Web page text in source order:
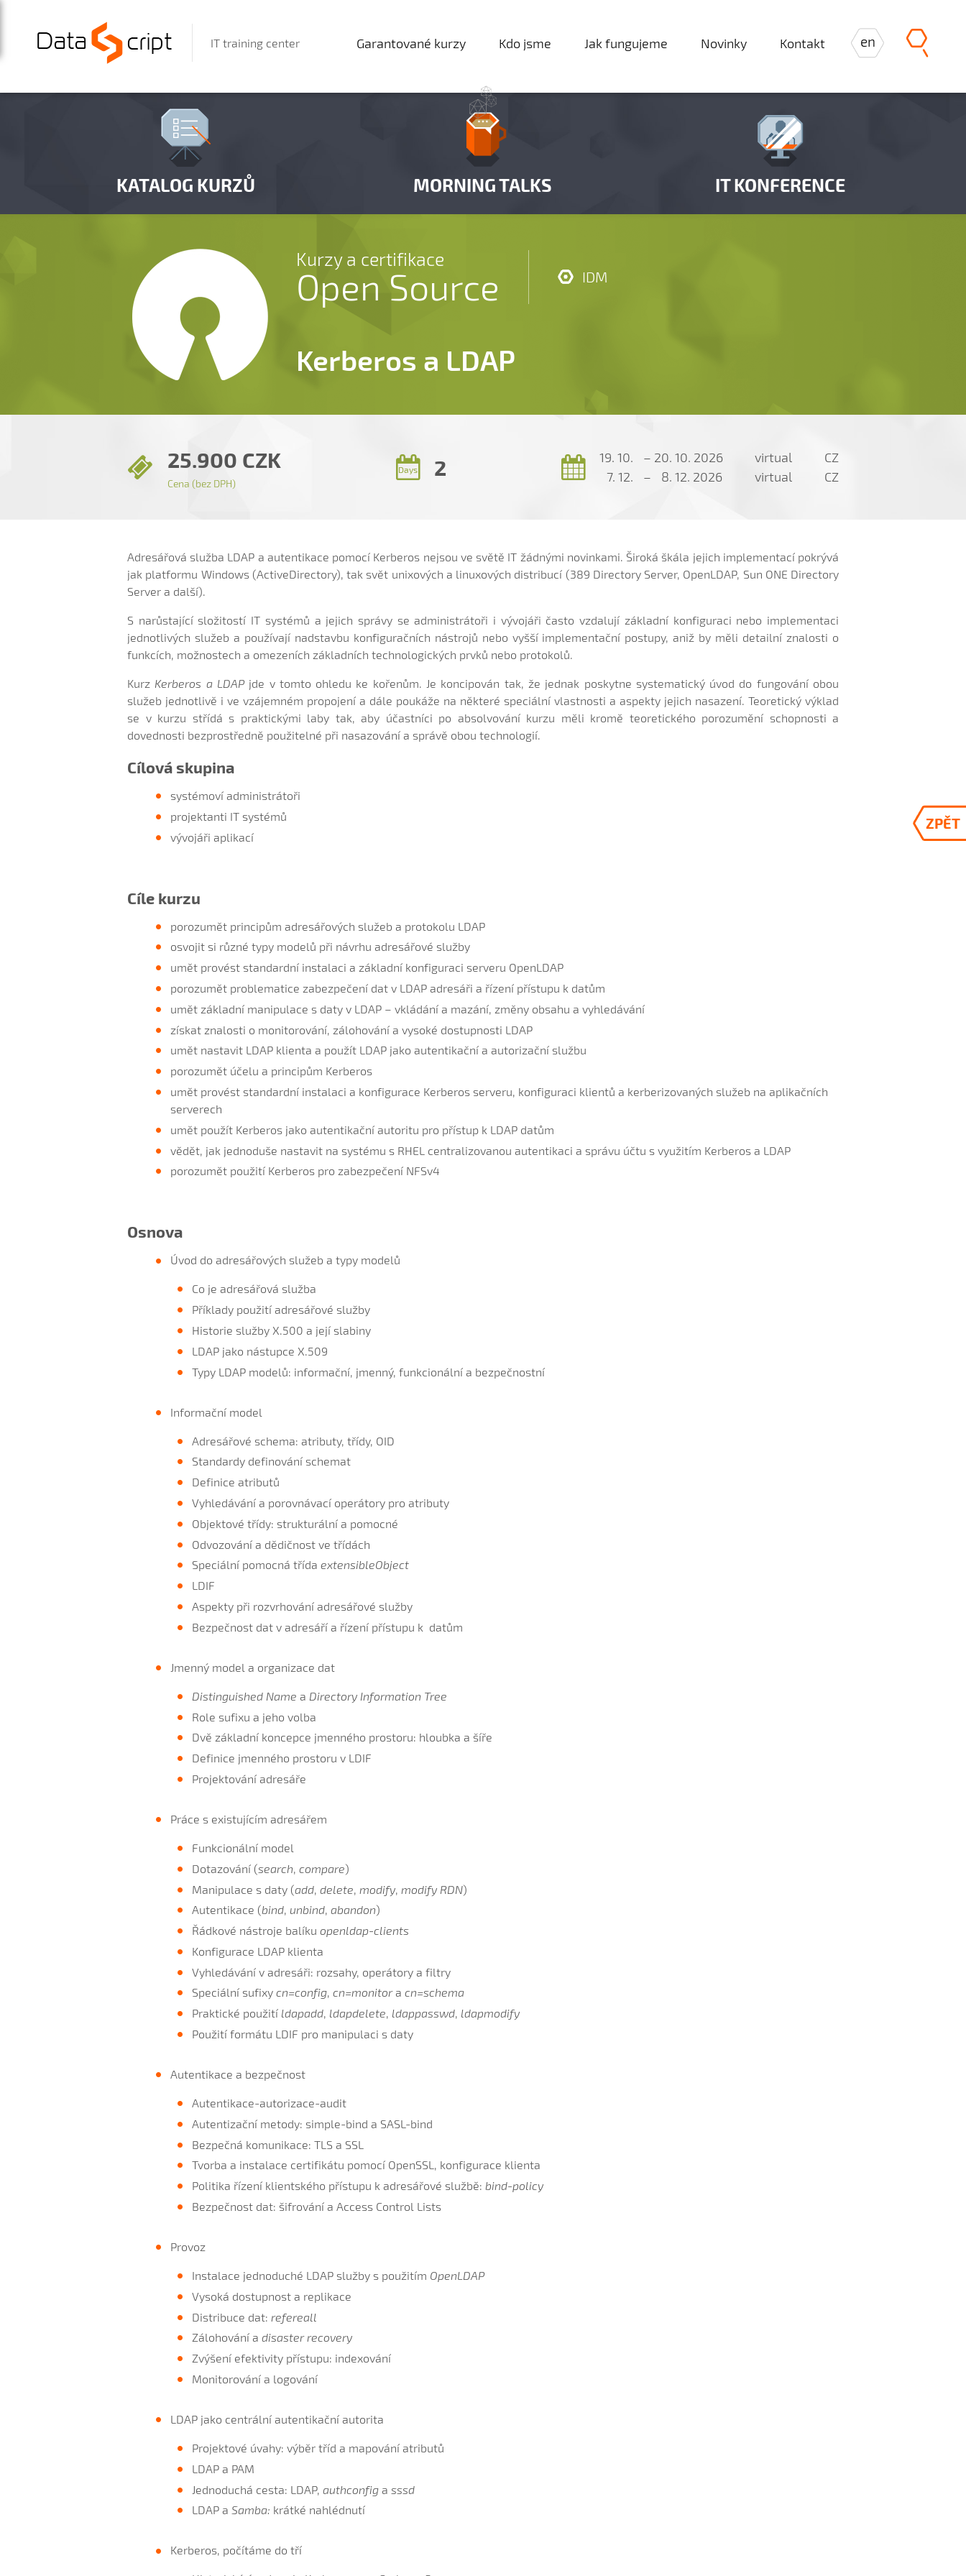
IT training center Garantované kurzy Kdo jsme Jak fungujeme Novinky Kontakt en
KATALOG KURZŮ MORNING TALKS IT KONFERENCE
Kurzy a certifikace
Open Source IDM
Kerberos a LDAP
25.900 CZK
Cena (bez DPH)
Days 2 19. 10. – 20. 10. 2026 virtual
CZ
7. 12.
– 8. 12. 2026 virtual CZ
ZPĚT
Adresářová služba LDAP a autentikace pomocí Kerberos nejsou ve světě IT žádnými novinkami. Široká škála jejich implementací pokrývá
jak platformu Windows (ActiveDirectory), tak svět unixových a linuxových distribucí (389 Directory Server, OpenLDAP, Sun ONE Directory
Server a další).
S narůstající složitostí IT systémů a jejich správy se administrátoři i vývojáři často vzdalují základní konfiguraci nebo implementaci
jednotlivých služeb a používají nadstavbu konfiguračních nástrojů nebo vyšší implementační postupy, aniž by měli detailní znalosti o
funkcích, možnostech a omezeních základních technologických prvků nebo protokolů.
Kurz Kerberos a LDAP jde v tomto ohledu ke kořenům. Je koncipován tak, že jednak poskytne systematický úvod do fungování obou
služeb jednotlivě i ve vzájemném propojení a dále poukáže na některé speciální vlastnosti a aspekty jejich nasazení. Teoretický výklad
se v kurzu střídá s praktickými laby tak, aby účastníci po absolvování kurzu měli kromě teoretického porozumění schopnosti a
dovednosti bezprostředně použitelné při nasazování a správě obou technologií.
Cílová skupina
systémoví administrátoři
projektanti IT systémů
vývojáři aplikací
Cíle kurzu
porozumět principům adresářových služeb a protokolu LDAP
osvojit si různé typy modelů při návrhu adresářové služby
umět provést standardní instalaci a základní konfiguraci serveru OpenLDAP
porozumět problematice zabezpečení dat v LDAP adresáři a řízení přístupu k datům
umět základní manipulace s daty v LDAP – vkládání a mazání, změny obsahu a vyhledávání
získat znalosti o monitorování, zálohování a vysoké dostupnosti LDAP
umět nastavit LDAP klienta a použít LDAP jako autentikační a autorizační službu
porozumět účelu a principům Kerberos
umět provést standardní instalaci a konfigurace Kerberos serveru, konfiguraci klientů a kerberizovaných služeb na aplikačních
serverech
umět použít Kerberos jako autentikační autoritu pro přístup k LDAP datům
vědět, jak jednoduše nastavit na systému s RHEL centralizovanou autentikaci a správu účtu s využitím Kerberos a LDAP
porozumět použití Kerberos pro zabezpečení NFSv4
Osnova
Úvod do adresářových služeb a typy modelů
Co je adresářová služba
Příklady použití adresářové služby
Historie služby X.500 a její slabiny
LDAP jako nástupce X.509
Typy LDAP modelů: informační, jmenný, funkcionální a bezpečnostní
Informační model
Adresářové schema: atributy, třídy, OID
Standardy definování schemat
Definice atributů
Vyhledávání a porovnávací operátory pro atributy
Objektové třídy: strukturální a pomocné
Odvozování a dědičnost ve třídách
Speciální pomocná třída extensibleObject
LDIF
Aspekty při rozvrhování adresářové služby
Bezpečnost dat v adresáří a řízení přístupu k datům
Jmenný model a organizace dat
Distinguished Name a Directory Information Tree
Role sufixu a jeho volba
Dvě základní koncepce jmenného prostoru: hloubka a šíře
Definice jmenného prostoru v LDIF
Projektování adresáře
Práce s existujícím adresářem
Funkcionální model
Dotazování (search compare)
Manipulace s daty (add delete modify modify RDN)
Autentikace (bind, unbind, abandon)
Řádkové nástroje balíku openldap-clients
Konfigurace LDAP klienta
Vyhledávání v adresáři: rozsahy, operátory a filtry
Speciální sufixy cn=config, cn=monitora cn=schema
Praktické použití ldapadd, ldapdelete, ldappasswd, ldapmodify
Použití formátu LDIF pro manipulaci s daty
Autentikace a bezpečnost
Autentikace-autorizace-audit
Autentizační metody: simple-bind a SASL-bind
Bezpečná komunikace: TLS a SSL
Tvorba a instalace certifikátu pomocí OpenSSL, konfigurace klienta
Politika řízení klientského přístupu k adresářové službě: bind-policy
Bezpečnost dat: šifrování a Access Control Lists
Provoz
Instalace jednoduché LDAP služby s použitím OpenLDAP
Vysoká dostupnost a replikace
Distribuce dat: refereall
Zálohování a disaster recovery
Zvýšení efektivity přístupu: indexování
Monitorování a logování
LDAP jako centrální autentikační autorita
Projektové úvahy: výběr tříd a mapování atributů
LDAP a PAM
Jednoduchá cesta: LDAP, authconfig a sssd
LDAP a Samba: krátké nahlédnutí
Kerberos, počítáme do tří